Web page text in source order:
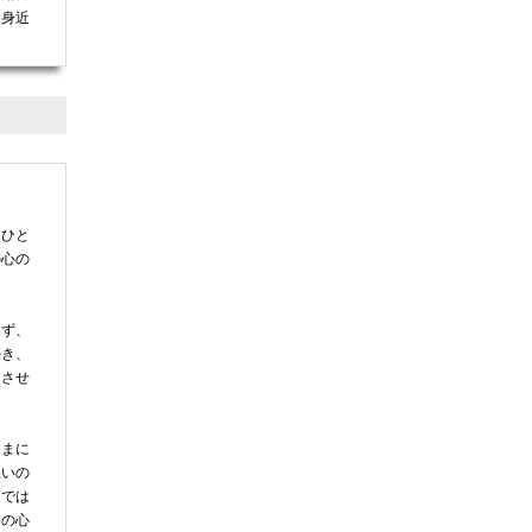
近
と
の
、
、
せ
に
の
は
心